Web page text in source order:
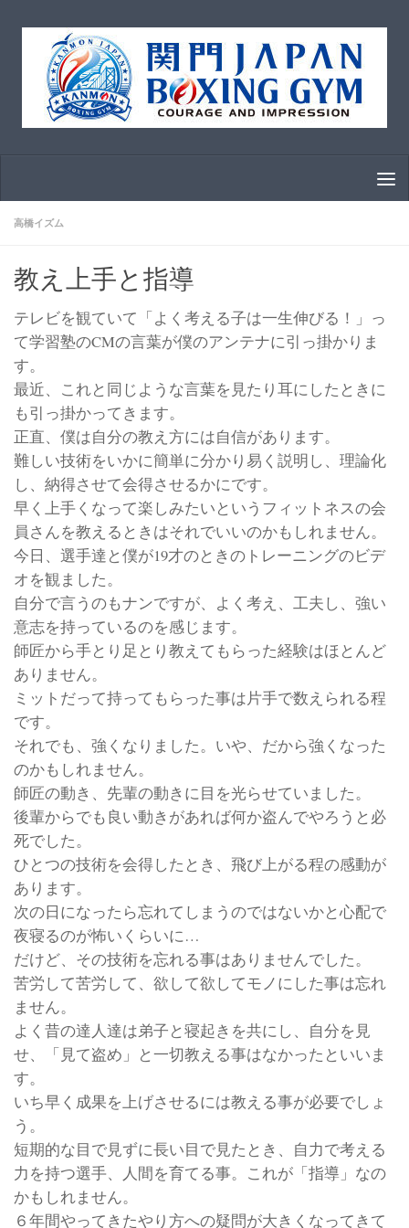
コンテンツへスキップ
高橋イズム
教え上手と指導
テレビを観ていて「よく考える子は一生伸びる！」っ
て学習塾のCMの言葉が僕のアンテナに引っ掛かりま
す。
最近、これと同じような言葉を見たり耳にしたときに
も引っ掛かってきます。
正直、僕は自分の教え方には自信があります。
難しい技術をいかに簡単に分かり易く説明し、理論化
し、納得させて会得させるかにです。
早く上手くなって楽しみたいというフィットネスの会
員さんを教えるときはそれでいいのかもしれません。
今日、選手達と僕が19才のときのトレーニングのビデ
オを観ました。
自分で言うのもナンですが、よく考え、工夫し、強い
意志を持っているのを感じます。
師匠から手とり足とり教えてもらった経験はほとんど
ありません。
ミットだって持ってもらった事は片手で数えられる程
です。
それでも、強くなりました。いや、だから強くなった
のかもしれません。
師匠の動き、先輩の動きに目を光らせていました。
後輩からでも良い動きがあれば何か盗んでやろうと必
死でした。
ひとつの技術を会得したとき、飛び上がる程の感動が
あります。
次の日になったら忘れてしまうのではないかと心配で
夜寝るのが怖いくらいに…
だけど、その技術を忘れる事はありませんでした。
苦労して苦労して、欲して欲してモノにした事は忘れ
ません。
よく昔の達人達は弟子と寝起きを共にし、自分を見
せ、「見て盗め」と一切教える事はなかったといいま
す。
いち早く成果を上げさせるには教える事が必要でしょ
う。
短期的な目で見ずに長い目で見たとき、自力で考える
力を持つ選手、人間を育てる事。これが「指導」なの
かもしれません。
６年間やってきたやり方への疑問が大きくなってきて